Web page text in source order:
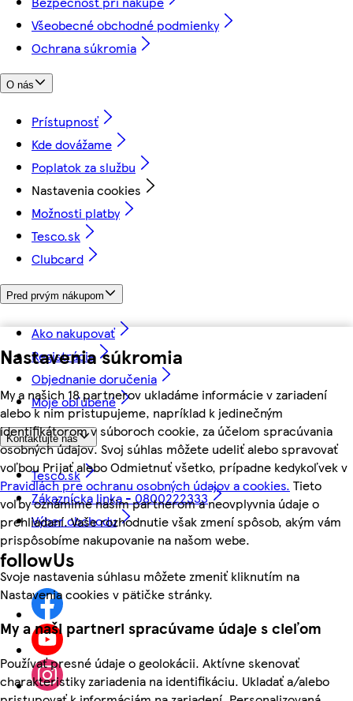
Nastavenia súkromia
My a našich 18 partnerov ukladáme informácie v zariadení
alebo k nim pristupujeme, napríklad k jedinečným
identifikátorom v súboroch cookie, za účelom spracúvania
osobných údajov. Svoj súhlas môžete udeliť alebo spravovať
voľbou Prijať alebo Odmietnuť všetko, prípadne kedykoľvek v
Pravidlách pre ochranu osobných údajov a cookies. Tieto
voľby oznámime našim partnerom a neovplyvnia údaje o
prehliadaní. Vaše rozhodnutie však zmení spôsob, akým vám
prispôsobíme nakupovanie na našom webe.
Svoje nastavenia súhlasu môžete zmeniť kliknutím na
Nastavenia cookies v pätičke stránky.
My a naši partneri spracúvame údaje s cieľom
Používať presné údaje o geolokácii. Aktívne skenovať
charakteristiky zariadenia na identifikáciu. Ukladať a/alebo
Všeobecné obchodné podmienky
Ochrana súkromia
O nás
Prístupnosť
Kde dovážame
Poplatok za službu
Nastavenia cookies
Možnosti platby
Tesco.sk
Clubcard
Pred prvým nákupom
Ako nakupovať
Registrácia
Objednanie doručenia
Moje obľúbené
Kontaktujte nás
Tesco.sk
Zákaznícka linka - 0800222333
Výber obchodu
followUs